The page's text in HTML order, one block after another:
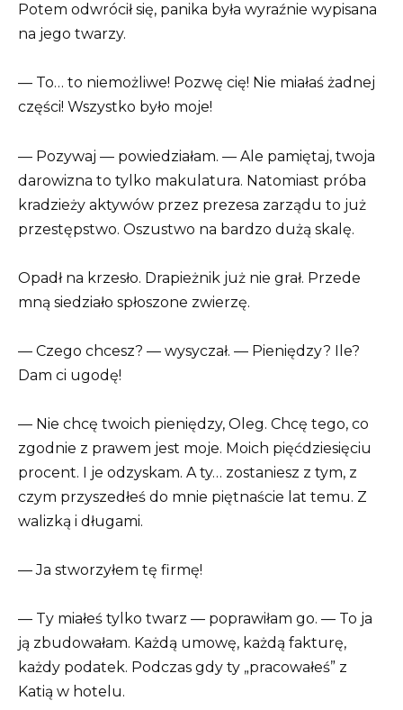
Potem odwrócił się, panika była wyraźnie wypisana
na jego twarzy.
— To… to niemożliwe! Pozwę cię! Nie miałaś żadnej
części! Wszystko było moje!
— Pozywaj — powiedziałam. — Ale pamiętaj, twoja
darowizna to tylko makulatura. Natomiast próba
kradzieży aktywów przez prezesa zarządu to już
przestępstwo. Oszustwo na bardzo dużą skalę.
Opadł na krzesło. Drapieżnik już nie grał. Przede
mną siedziało spłoszone zwierzę.
— Czego chcesz? — wysyczał. — Pieniędzy? Ile?
Dam ci ugodę!
— Nie chcę twoich pieniędzy, Oleg. Chcę tego, co
zgodnie z prawem jest moje. Moich pięćdziesięciu
procent. I je odzyskam. A ty… zostaniesz z tym, z
czym przyszedłeś do mnie piętnaście lat temu. Z
walizką i długami.
— Ja stworzyłem tę firmę!
— Ty miałeś tylko twarz — poprawiłam go. — To ja
ją zbudowałam. Każdą umowę, każdą fakturę,
każdy podatek. Podczas gdy ty „pracowałeś” z
Katią w hotelu.